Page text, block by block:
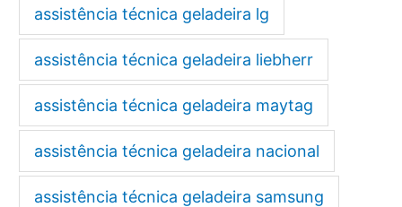
assistência técnica geladeira lg
assistência técnica geladeira liebherr
assistência técnica geladeira maytag
assistência técnica geladeira nacional
assistência técnica geladeira samsung